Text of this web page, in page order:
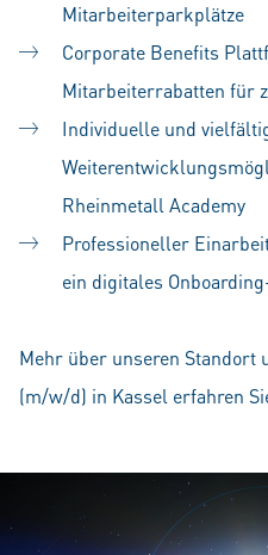
Mitarbeiterparkplätze
Corporate Benefits
Mitarbeiterrabatten für
Individuelle und
Rheinmetall Academy
Professioneller
ein digitales
Mehr über unseren Standort
(m/w/d) in Kassel erfahren